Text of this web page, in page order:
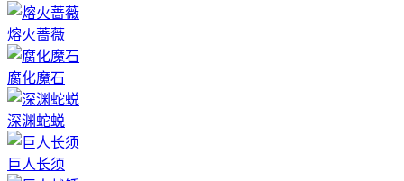
熔火蔷薇
腐化魔石
深渊蛇蜕
巨人长须